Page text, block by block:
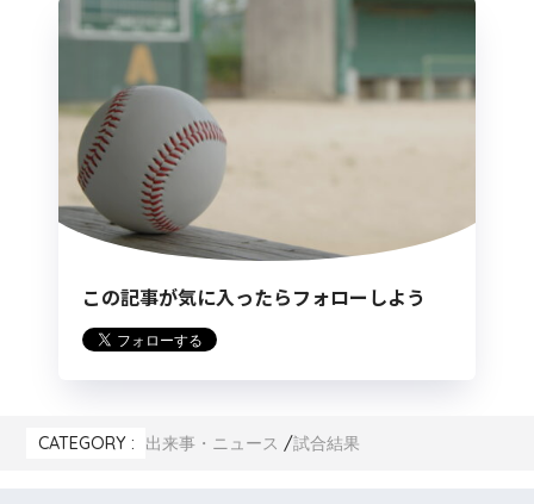
この記事が気に入ったらフォローしよう
CATEGORY : 出来事・ニュース 試合結果